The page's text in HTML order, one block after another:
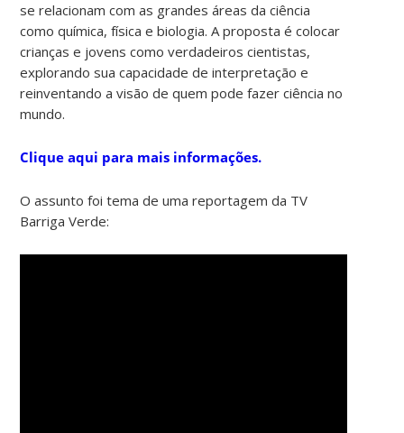
se relacionam com as grandes áreas da ciência
como química, física e biologia. A proposta é colocar
crianças e jovens como verdadeiros cientistas,
explorando sua capacidade de interpretação e
reinventando a visão de quem pode fazer ciência no
mundo.
Clique aqui para mais informações.
O assunto foi tema de uma reportagem da TV
Barriga Verde: